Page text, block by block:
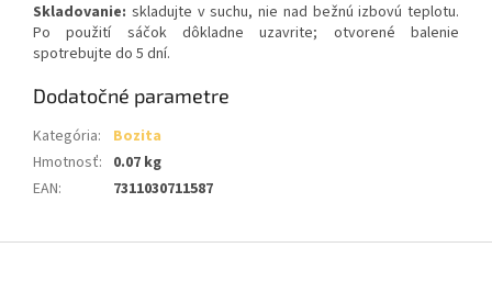
Skladovanie: skladujte v suchu, nie nad bežnú izbovú teplotu.
Po použití sáčok dôkladne uzavrite; otvorené balenie
spotrebujte do 5 dní.
Dodatočné parametre
Kategória:
Bozita
Hmotnosť: 0.07 kg
EAN: 7311030711587